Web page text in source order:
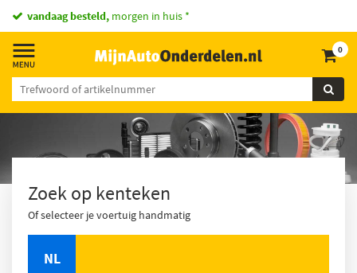
vandaag besteld, morgen in huis *
0
Zoek op kenteken
Of selecteer je voertuig handmatig
NL